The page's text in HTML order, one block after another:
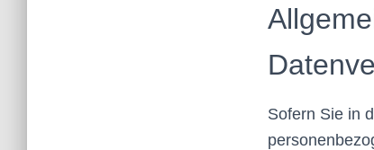
Sofern Sie in